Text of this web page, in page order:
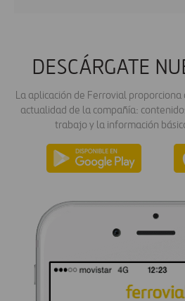
DESCÁRGATE
La aplicación de Ferrovial
actualidad de la compañía:
trabajo y la información